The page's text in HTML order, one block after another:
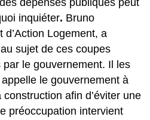
dépenses publiques peut
inquiéter. Bruno
Logement, a
sujet de ces coupes
le gouvernement. Il les
le gouvernement à
afin d’éviter une
préoccupation intervient